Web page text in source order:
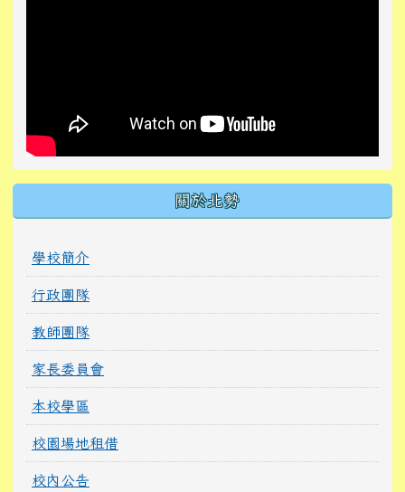
關於北勢
學校簡介
行政團隊
教師團隊
家長委員會
本校學區
校園場地租借
校內公告